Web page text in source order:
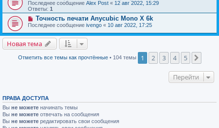
Последнее сообщение Alex Post « 12 авг 2022, 15:29
Ответы: 1
Точность печати Anycubic Mono X 6k
Последнее сообщение ivengo « 10 авг 2022, 17:25
Новая тема
Отметить все темы как прочтённые• 104 темы 1 2 3 4 5
Перейти
ПРАВА ДОСТУПА
Вы не можете начинать темы
Вы не можете отвечать на сообщения
Вы не можете редактировать свои сообщения